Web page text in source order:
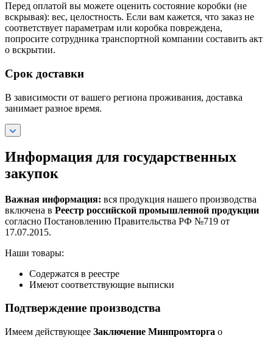
Перед оплатой вы можете оценить состояние коробки (не
вскрывая): вес, целостность. Если вам кажется, что заказ не
соответствует параметрам или коробка повреждена,
попросите сотрудника транспортной компании составить акт
о вскрытии.
Срок доставки
В зависимости от вашего региона проживания, доставка
занимает разное время.
Информация для государственных
закупок
Важная информация: вся продукция нашего производства
включена в Реестр российской промышленной продукции
согласно Постановлению Правительства РФ №719 от
17.07.2015.
Наши товары:
Содержатся в реестре
Имеют соответствующие выписки
Подтверждение производства
Имеем действующее Заключение Минпромторга о